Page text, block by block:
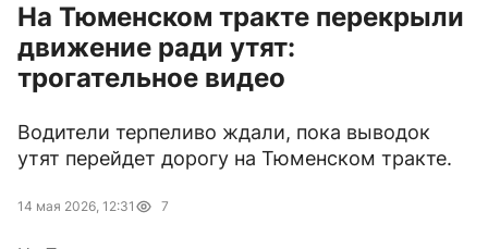
На Тюменском тракте перекрыли
движение ради утят:
трогательное видео
Водители терпеливо ждали, пока выводок
утят перейдет дорогу на Тюменском тракте.
14 мая 2026, 12:31 7